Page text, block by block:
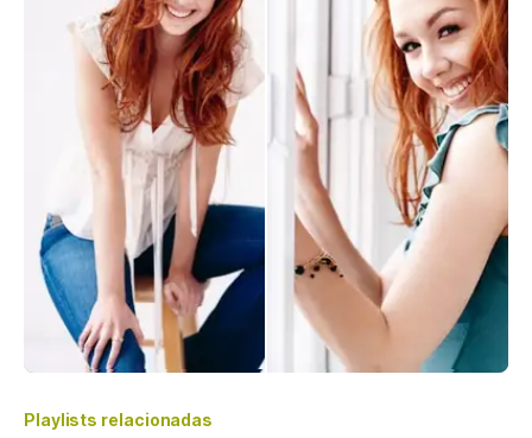
Playlists relacionadas